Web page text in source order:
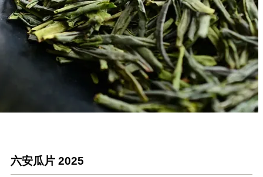
六安瓜片 2025